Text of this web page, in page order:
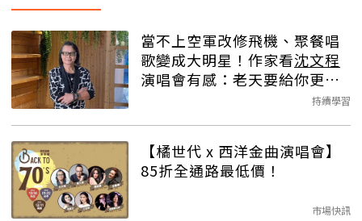
當不上空軍改修飛機、聚餐唱
歌變成大明星！作家看沈文程
演唱會有感：老天要給你更好
持續學習
【橘世代 x 西洋金曲演唱會】
85折全通路最低價！
市場快訊